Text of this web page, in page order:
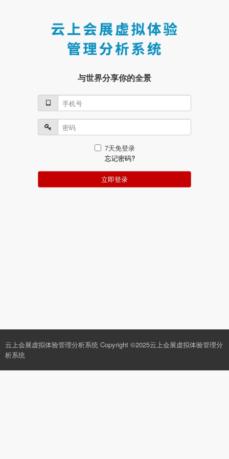
与世界分享你的全景
7天免登录
忘记密码?
立即登录
云上会展虚拟体验管理分析系统 Copyright ©2025云上会展虚拟体验管理分
析系统